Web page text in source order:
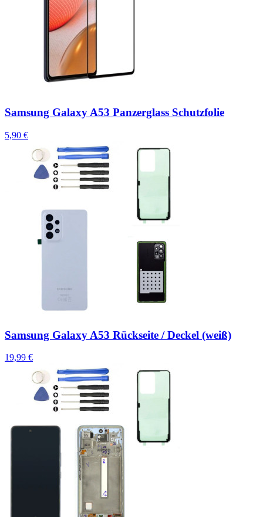
Samsung Galaxy A53 Panzerglass Schutzfolie
5,90 €
Samsung Galaxy A53 Rückseite / Deckel (weiß)
19,99 €